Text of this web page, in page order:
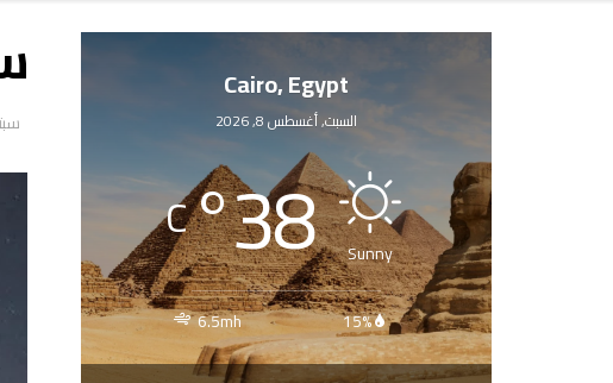
Cairo, Egypt
السبت, أغسطس 8, 2026
Sunny
38
°
C
15%
6.5mh